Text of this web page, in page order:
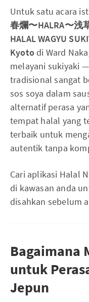
Untuk satu acara
春爛〜HALRA〜浅
HALAL WAGYU
Kyoto di Ward
melayani sukiyaki
tradisional sangat
sos soya dalam
alternatif perasa
tempat halal yang
terbaik untuk
autentik tanpa
Cari aplikasi Halal
di kawasan anda
disahkan sebelum
Bagaimana
untuk
Jepun